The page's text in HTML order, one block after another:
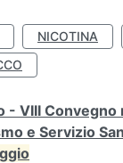
NICOTINA
- VIII Convegno
e Servizio